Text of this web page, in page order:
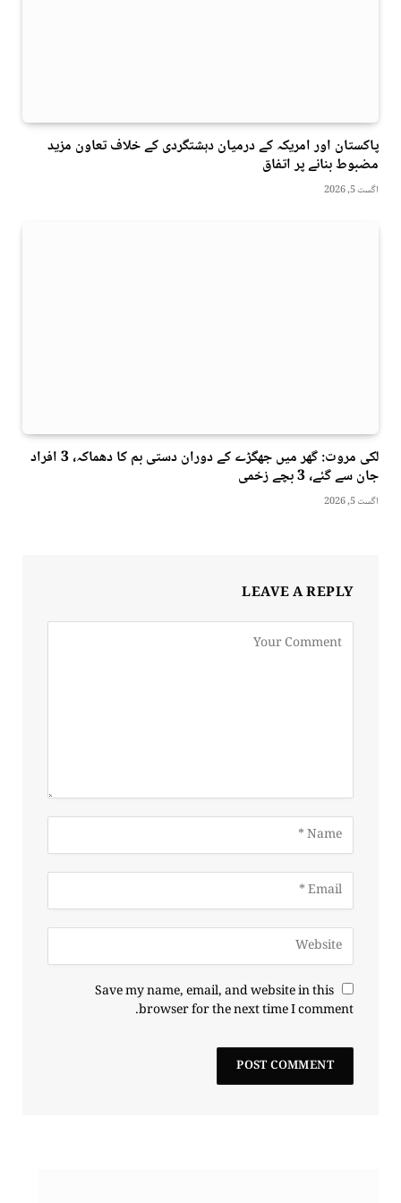
پاکستان اور امریکہ کے درمیان دہشتگردی کے خلاف تعاون مزید
مضبوط بنانے پر اتفاق
اگست 5, 2026
لکی مروت: گھر میں جھگڑے کے دوران دستی بم کا دھماکہ، 3 افراد
جان سے گئے، 3 بچے زخمی
اگست 5, 2026
LEAVE A REPLY
Save my name, email, and website in this
browser for the next time I comment.